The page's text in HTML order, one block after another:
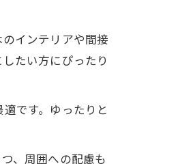
インテリアや間接
たい方にぴったり
です。ゆったりと
、周囲への配慮も